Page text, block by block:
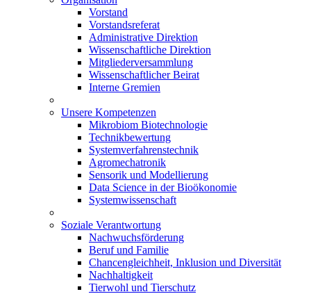
Vorstand
Vorstandsreferat
Administrative Direktion
Wissenschaftliche Direktion
Mitgliederversammlung
Wissenschaftlicher Beirat
Interne Gremien
Unsere Kompetenzen
Mikrobiom Biotechnologie
Technikbewertung
Systemverfahrenstechnik
Agromechatronik
Sensorik und Modellierung
Data Science in der Bioökonomie
Systemwissenschaft
Soziale Verantwortung
Nachwuchsförderung
Beruf und Familie
Chancengleichheit, Inklusion und Diversität
Nachhaltigkeit
Tierwohl und Tierschutz